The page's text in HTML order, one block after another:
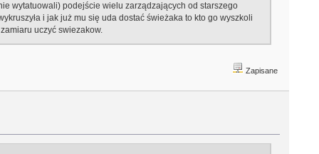
wytatuowali) podejście wielu zarządzających od starszego
i jak już mu się uda dostać świeżaka to kto go wyszkoli
uczyć swiezakow.
Zapisane